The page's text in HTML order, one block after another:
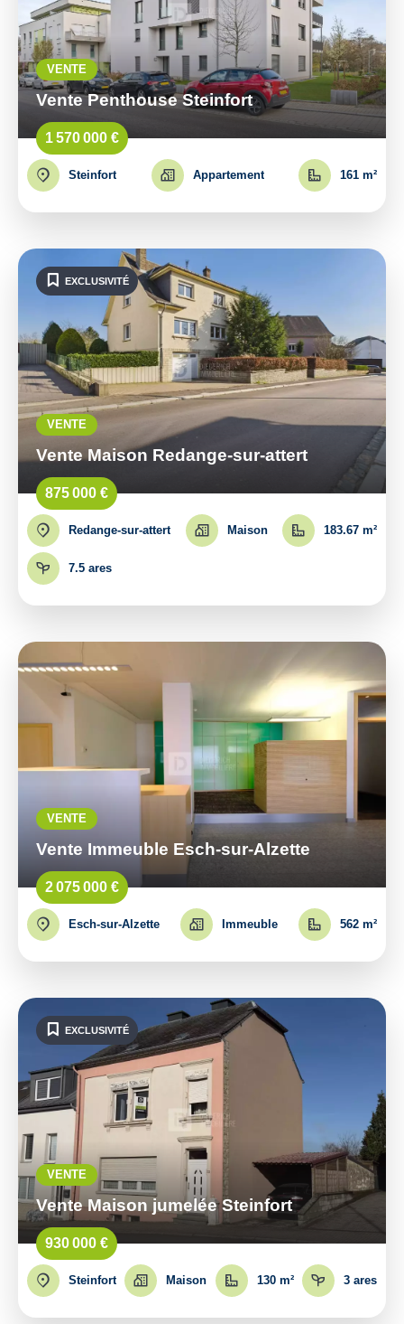
VENTE
Vente Penthouse Steinfort
1 570 000 €
Steinfort Appartement 161 m²
VENTE
Vente Maison Redange-sur-attert
875 000 €
Redange-sur-attert Maison 183.67 m²
7.5 ares
EXCLUSIVITÉ
VENTE
Vente Immeuble Esch-sur-Alzette
2 075 000 €
Esch-sur-Alzette Immeuble 562 m²
VENTE
Vente Maison jumelée Steinfort
930 000 €
Steinfort Maison 130 m² 3 ares
EXCLUSIVITÉ